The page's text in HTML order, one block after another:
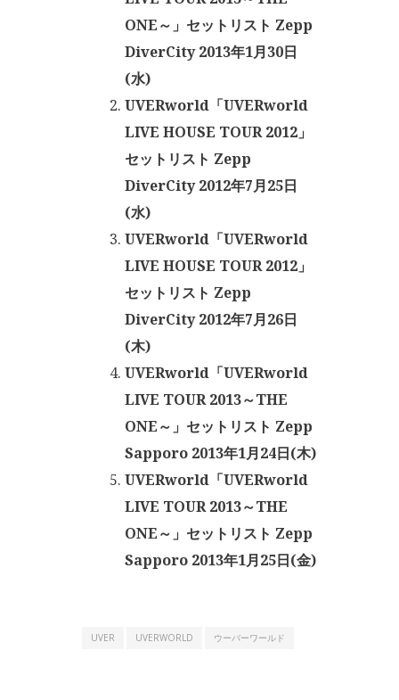
ONE～」セットリスト Zepp
DiverCity 2013年1月30日
(水)
UVERworld「UVERworld
LIVE HOUSE TOUR 2012」
セットリスト Zepp
DiverCity 2012年7月25日
(水)
UVERworld「UVERworld
LIVE HOUSE TOUR 2012」
セットリスト Zepp
DiverCity 2012年7月26日
(木)
UVERworld「UVERworld
LIVE TOUR 2013～THE
ONE～」セットリスト Zepp
Sapporo 2013年1月24日(木)
UVERworld「UVERworld
LIVE TOUR 2013～THE
ONE～」セットリスト Zepp
Sapporo 2013年1月25日(金)
UVER UVERWORLD ウーバーワールド